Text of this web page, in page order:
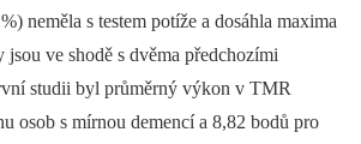
neměla s testem potíže a dosáhla maxima
jsou ve shodě s dvěma předchozími
studii byl průměrný výkon v TMR
osob s mírnou demencí a 8,82 bodů pro